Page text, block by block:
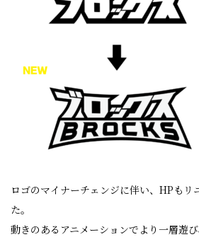
ロゴのマイナーチェンジに伴い、HPもリ
た。
動きのあるアニメーションでより一層遊